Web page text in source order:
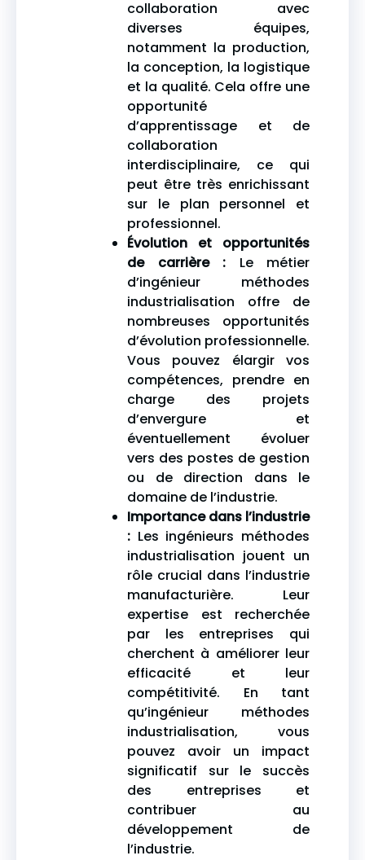
collaboration avec
diverses équipes,
notamment la production,
la conception, la logistique
et la qualité. Cela offre une
opportunité
d’apprentissage et de
collaboration
interdisciplinaire, ce qui
peut être très enrichissant
sur le plan personnel et
professionnel.
Évolution et opportunités
de carrière : Le métier
d’ingénieur méthodes
industrialisation offre de
nombreuses opportunités
d’évolution professionnelle.
Vous pouvez élargir vos
compétences, prendre en
charge des projets
d’envergure et
éventuellement évoluer
vers des postes de gestion
ou de direction dans le
domaine de l’industrie.
Importance dans l’industrie
: Les ingénieurs méthodes
industrialisation jouent un
rôle crucial dans l’industrie
manufacturière. Leur
expertise est recherchée
par les entreprises qui
cherchent à améliorer leur
efficacité et leur
compétitivité. En tant
qu’ingénieur méthodes
industrialisation, vous
pouvez avoir un impact
significatif sur le succès
des entreprises et
contribuer au
développement de
l’industrie.